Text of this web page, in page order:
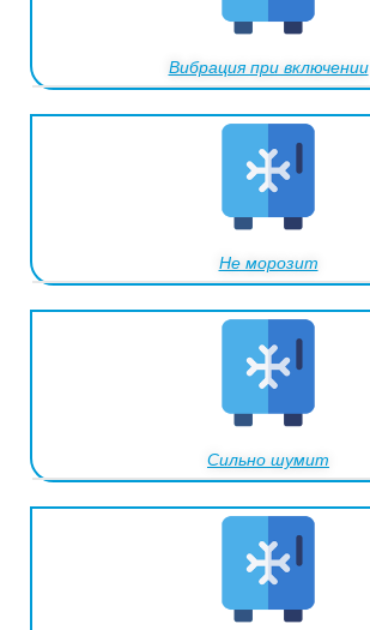
Вибрация при включении
Не морозит
Сильно шумит